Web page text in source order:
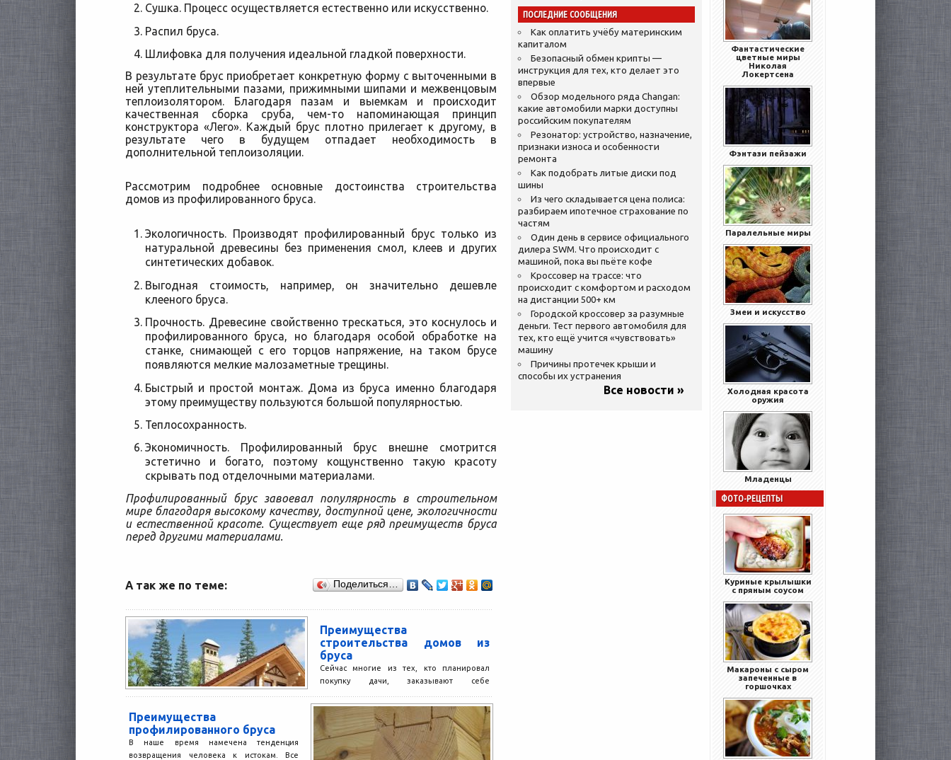
Сушка. Процесс осуществляется естественно или искусственно.
Распил бруса.
Шлифовка для получения идеальной гладкой поверхности.
В результате брус приобретает конкретную форму с выточенными в
ней утеплительными пазами, прижимными шипами и межвенцовым
теплоизолятором. Благодаря пазам и выемкам и происходит
качественная сборка сруба, чем-то напоминающая принцип
конструктора «Лего». Каждый брус плотно прилегает к другому, в
результате чего в будущем отпадает необходимость в
дополнительной теплоизоляции.
Рассмотрим подробнее основные достоинства строительства
домов из профилированного бруса.
Экологичность. Производят профилированный брус только из
натуральной древесины без применения смол, клеев и других
синтетических добавок.
Выгодная стоимость, например, он значительно дешевле
клееного бруса.
Прочность. Древесине свойственно трескаться, это коснулось и
профилированного бруса, но благодаря особой обработке на
станке, снимающей с его торцов напряжение, на таком брусе
появляются мелкие малозаметные трещины.
Быстрый и простой монтаж. Дома из бруса именно благодаря
этому преимуществу пользуются большой популярностью.
Теплосохранность.
Экономичность. Профилированный брус внешне смотрится
эстетично и богато, поэтому кощунственно такую красоту
скрывать под отделочными материалами.
Профилированный брус завоевал популярность в строительном
мире благодаря высокому качеству, доступной цене, экологичности
и естественной красоте. Существует еще ряд преимуществ бруса
перед другими материалами.
А так же по теме: Поделиться…
Преимущества
строительства домов из
бруса
Сейчас многие из тех, кто планировал
покупку дачи, заказывают себе
по строительству домов под ключ
немного...
Преимущества
профилированного бруса
В наше время намечена тенденция
возвращения человека к истокам. Все
ПОСЛЕДНИЕ СООБЩЕНИЯ
Как оплатить учёбу материнским
капиталом
Безопасный обмен крипты —
инструкция для тех, кто делает это
впервые
Обзор модельного ряда Changan:
какие автомобили марки доступны
российским покупателям
Резонатор: устройство, назначение,
признаки износа и особенности
ремонта
Как подобрать литые диски под
шины
Из чего складывается цена полиса:
разбираем ипотечное страхование по
частям
Один день в сервисе официального
дилера SWM. Что происходит с
машиной, пока вы пьёте кофе
Кроссовер на трассе: что
происходит с комфортом и расходом
на дистанции 500+ км
Городской кроссовер за разумные
деньги. Тест первого автомобиля для
тех, кто ещё учится «чувствовать»
машину
Причины протечек крыши и
способы их устранения
Все новости »
Фантастические
цветные миры
Николая
Локертсена
Фэнтази пейзажи
Паралельные миры
Змеи и искусство
Холодная красота
оружия
Младенцы
ФОТО-РЕЦЕПТЫ
Куриные крылышки
с пряным соусом
Макароны с сыром
запеченные в
горшочках